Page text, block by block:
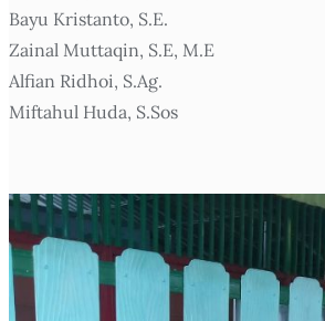
Bayu Kristanto, S.E.
Zainal Muttaqin, S.E, M.E
Alfian Ridhoi, S.Ag.
Miftahul Huda, S.Sos